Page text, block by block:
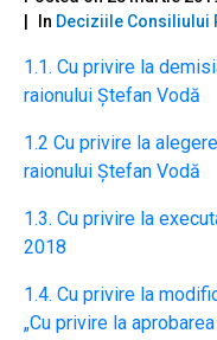
In Deciziile Consiliului
1.1. Cu privire la
raionului Ștefan Vodă
1.2 Cu privire la
raionului Ștefan Vodă
1.3. Cu privire la
2018
1.4. Cu privire la
„Cu privire la